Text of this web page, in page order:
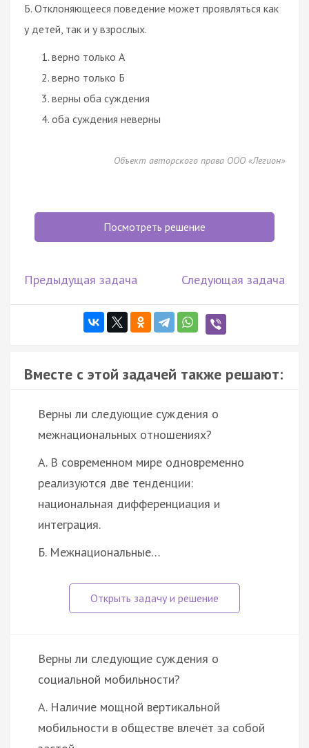
Б. Отклоняющееся поведение может проявляться как
у детей, так и у взрослых.
верно только А
верно только Б
верны оба суждения
оба суждения неверны
Объект авторского права ООО «Легион»
Посмотреть решение
Предыдущая задача Следующая задача
Вместе с этой задачей также решают:
Верны ли следующие суждения о
межнациональных отношениях?
А. В современном мире одновременно
реализуются две тенденции:
национальная дифференциация и
интеграция.
Б. Межнациональные…
Верны ли следующие суждения о
социальной мобильности?
А. Наличие мощной вертикальной
мобильности в обществе влечёт за собой